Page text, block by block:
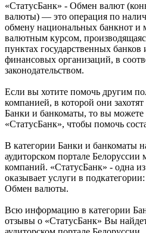
«СтатусБанк» - Обмен валют
валюты) — это операция по
обмену национальных банкнот и
валютным курсом,
пунктах государственных банков
финансовых организаций, в
законодательством.
Если вы хотите помочь другим
компанией, в которой они
Банки и банкоматы, то вы можете
«СтатусБанк», чтобы помочь
В категории Банки и банкоматы
аудиторском портале
компаний. «СтатусБанк» - одна
оказывает услуги в
Обмен валюты.
Всю информацию в категории
отзывы о «СтатусБанк» Вы